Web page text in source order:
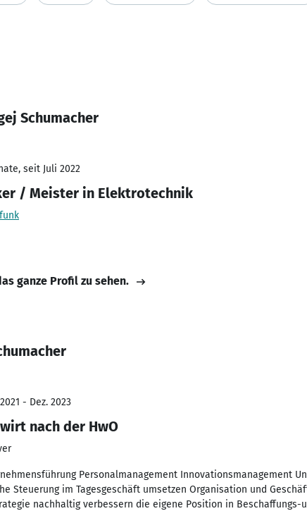
Schumacher
seit Juli 2022
/ Meister in Elektrotechnik
ganze Profil zu sehen.
- Dez. 2023
nach der HwO
Personalmanagement Innovationsmanagement
Steuerung im Tagesgeschäft umsetzen Organisation und
nachhaltig verbessern die eigene Position in Beschaffungs-